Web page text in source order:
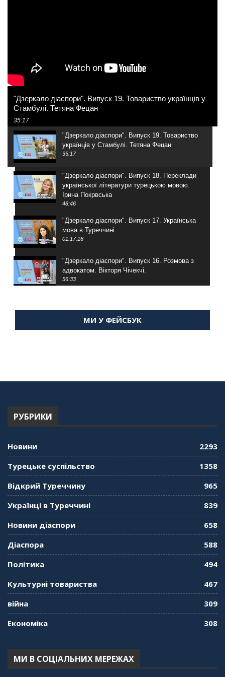
"Дзеркало діаспори". Випуск 19. Товариство українців у
Стамбулі. Тетяна Фецан
35:17
"Дзеркало діаспори". Випуск 19. Товариство
українців у Стамбулі. Тетяна Фецан
35:17
"Дзеркало діаспори". Випуск 18. Переклади
української літератури турецькою мовою.
Ірина Покрвська
48:46
"Дзеркало діаспори". Випуск 17. Українська
мова в Туреччині
01:17:16
"Дзеркало діаспори". Випуск 16. Розмова з
адвокатом. Вікторя Чічекчі.
56:33
Мухарський про життя в Туреччині
"Дзеркало діаспори". Випуск 13. МУШ в
"Дзеркало діаспори". Випуск 11. Олександр
"Дзеркало діаспори". Випуск 10. Тонкощі та
кримськотатарського прапора. Феріде Шахін
"Дзеркало діаспори". Випуск 8. Розмова з
Послом
"Дзеркало діаспори". Випуск 6. Можливості
МИ У ФЕЙСБУК
РУБРИКИ
Новини
2293
Турецьке суспільство
1358
Відкрий Туреччину
965
Українці в Туреччині
839
Новини діаспори
658
Діаспора
588
Політика
494
Культурні товариства
467
війна
309
Економіка
308
МИ В СОЦІАЛЬНИХ МЕРЕЖАХ